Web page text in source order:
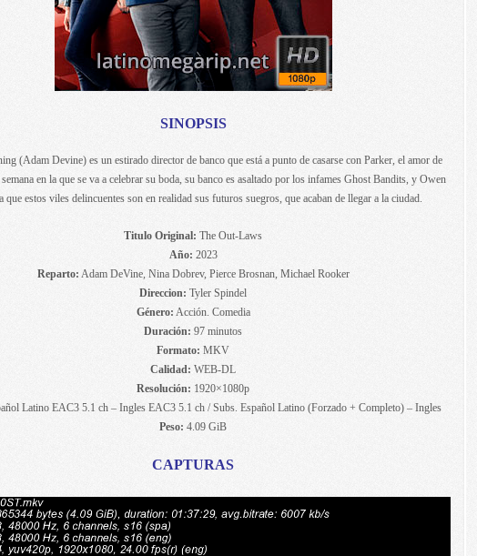
SINOPSIS
(Adam Devine) es un estirado director de banco que está a punto de casarse con Parker, el amor de
en la que se va a celebrar su boda, su banco es asaltado por los infames Ghost Bandits, y Owen
que estos viles delincuentes son en realidad sus futuros suegros, que acaban de llegar a la ciudad.
Titulo Original: The Out-Laws
Año: 2023
Reparto: Adam DeVine, Nina Dobrev, Pierce Brosnan, Michael Rooker
Direccion: Tyler Spindel
Género: Acción. Comedia
Duración: 97 minutos
Formato: MKV
Calidad: WEB-DL
Resolución: 1920×1080p
Latino EAC3 5.1 ch – Ingles EAC3 5.1 ch / Subs. Español Latino (Forzado + Completo) – Ingles
Peso: 4.09 GiB
CAPTURAS